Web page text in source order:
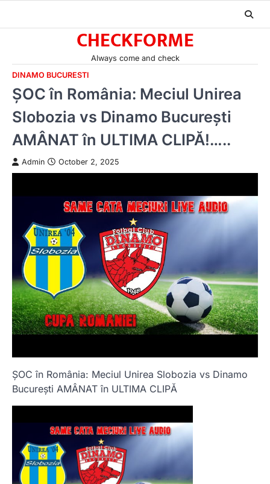
CHECKFORME
Always come and check
DINAMO BUCURESTI
ȘOC în România: Meciul Unirea
Slobozia vs Dinamo București
AMÂNAT în ULTIMA CLIPĂ!…..
Admin October 2, 2025
ȘOC în România: Meciul Unirea Slobozia vs Dinamo
București AMÂNAT în ULTIMA CLIPĂ